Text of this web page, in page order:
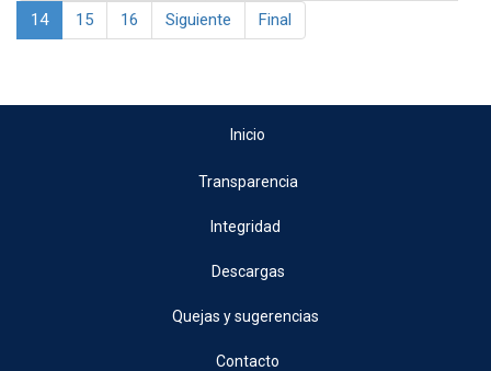
14
15 16 Siguiente Final
Inicio
Transparencia
Integridad
Descargas
Quejas y sugerencias
Contacto